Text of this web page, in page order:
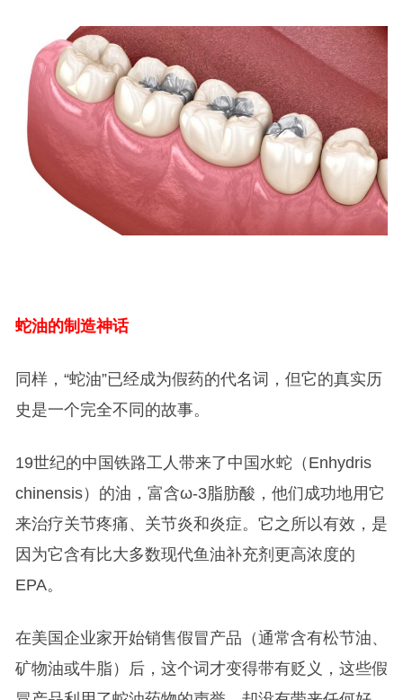
蛇油的制造神话
同样，“蛇油”已经成为假药的代名词，但它的真实历
史是一个完全不同的故事。
19世纪的中国铁路工人带来了中国水蛇（Enhydris
chinensis）的油，富含ω-3脂肪酸，他们成功地用它
来治疗关节疼痛、关节炎和炎症。它之所以有效，是
因为它含有比大多数现代鱼油补充剂更高浓度的
EPA。
在美国企业家开始销售假冒产品（通常含有松节油、
矿物油或牛脂）后，这个词才变得带有贬义，这些假